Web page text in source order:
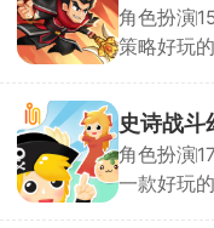
角色扮演
策略好玩
史诗战斗
角色扮演
一款好玩